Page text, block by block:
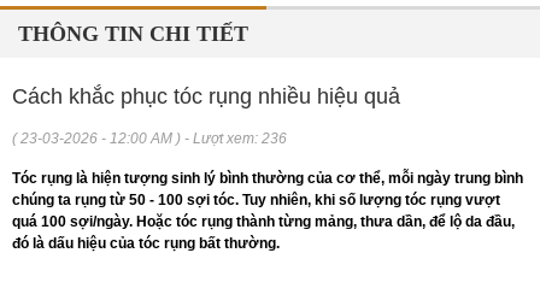
THÔNG TIN CHI TIẾT
Cách khắc phục tóc rụng nhiều hiệu quả
( 23-03-2026 - 12:00 AM ) - Lượt xem: 236
Tóc rụng là hiện tượng sinh lý bình thường của cơ thể, mỗi ngày trung bình
chúng ta rụng từ 50 - 100 sợi tóc. Tuy nhiên, khi số lượng tóc rụng vượt
quá 100 sợi/ngày. Hoặc tóc rụng thành từng mảng, thưa dần, để lộ da đầu,
đó là dấu hiệu của tóc rụng bất thường.